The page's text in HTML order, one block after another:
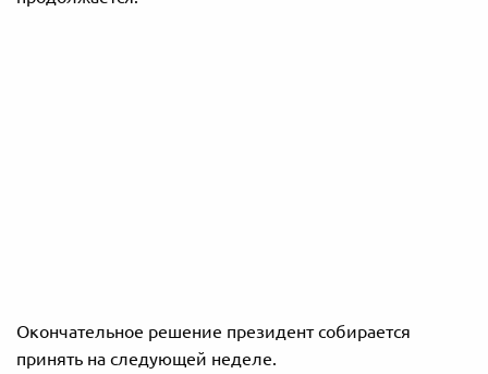
Окончательное решение президент собирается
принять на следующей неделе.